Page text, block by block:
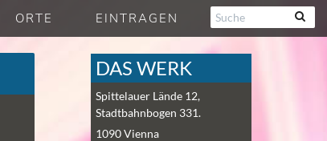
ORTE EINTRAGEN
DAS WERK
Spittelauer Lände 12,
Stadtbahnbogen 331.
1090Vienna